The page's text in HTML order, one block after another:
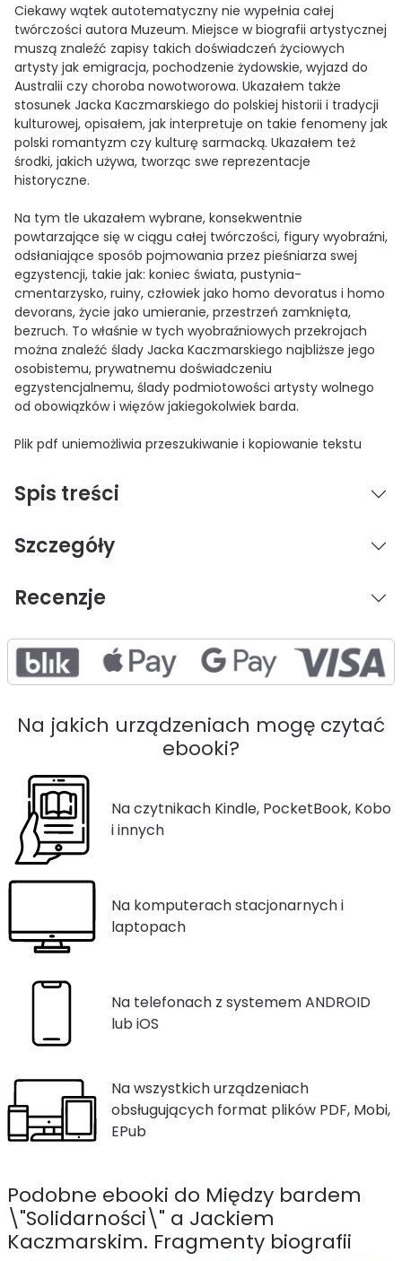
Ciekawy wątek autotematyczny nie wypełnia całej
twórczości autora Muzeum. Miejsce w biografii artystycznej
muszą znaleźć zapisy takich doświadczeń życiowych
artysty jak emigracja, pochodzenie żydowskie, wyjazd do
Australii czy choroba nowotworowa. Ukazałem także
stosunek Jacka Kaczmarskiego do polskiej historii i tradycji
kulturowej, opisałem, jak interpretuje on takie fenomeny jak
polski romantyzm czy kulturę sarmacką. Ukazałem też
środki, jakich używa, tworząc swe reprezentacje
historyczne.
Na tym tle ukazałem wybrane, konsekwentnie
powtarzające się w ciągu całej twórczości, figury wyobraźni,
odsłaniające sposób pojmowania przez pieśniarza swej
egzystencji, takie jak: koniec świata, pustynia-
cmentarzysko, ruiny, człowiek jako homo devoratus i homo
devorans, życie jako umieranie, przestrzeń zamknięta,
bezruch. To właśnie w tych wyobraźniowych przekrojach
można znaleźć ślady Jacka Kaczmarskiego najbliższe jego
osobistemu, prywatnemu doświadczeniu
egzystencjalnemu, ślady podmiotowości artysty wolnego
od obowiązków i więzów jakiegokolwiek barda.
Plik pdf uniemożliwia przeszukiwanie i kopiowanie tekstu
Spis treści
Szczegóły
Recenzje
Na jakich urządzeniach mogę czytać
ebooki?
Na czytnikach Kindle, PocketBook, Kobo
i innych
Na komputerach stacjonarnych i
laptopach
Na telefonach z systemem ANDROID
lub iOS
Na wszystkich urządzeniach
obsługujących format plików PDF, Mobi,
EPub
Podobne ebooki do Między bardem
\"Solidarności\" a Jackiem
Kaczmarskim. Fragmenty biografii